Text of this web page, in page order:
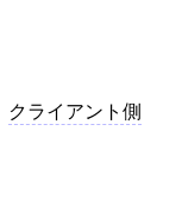
クライアント側